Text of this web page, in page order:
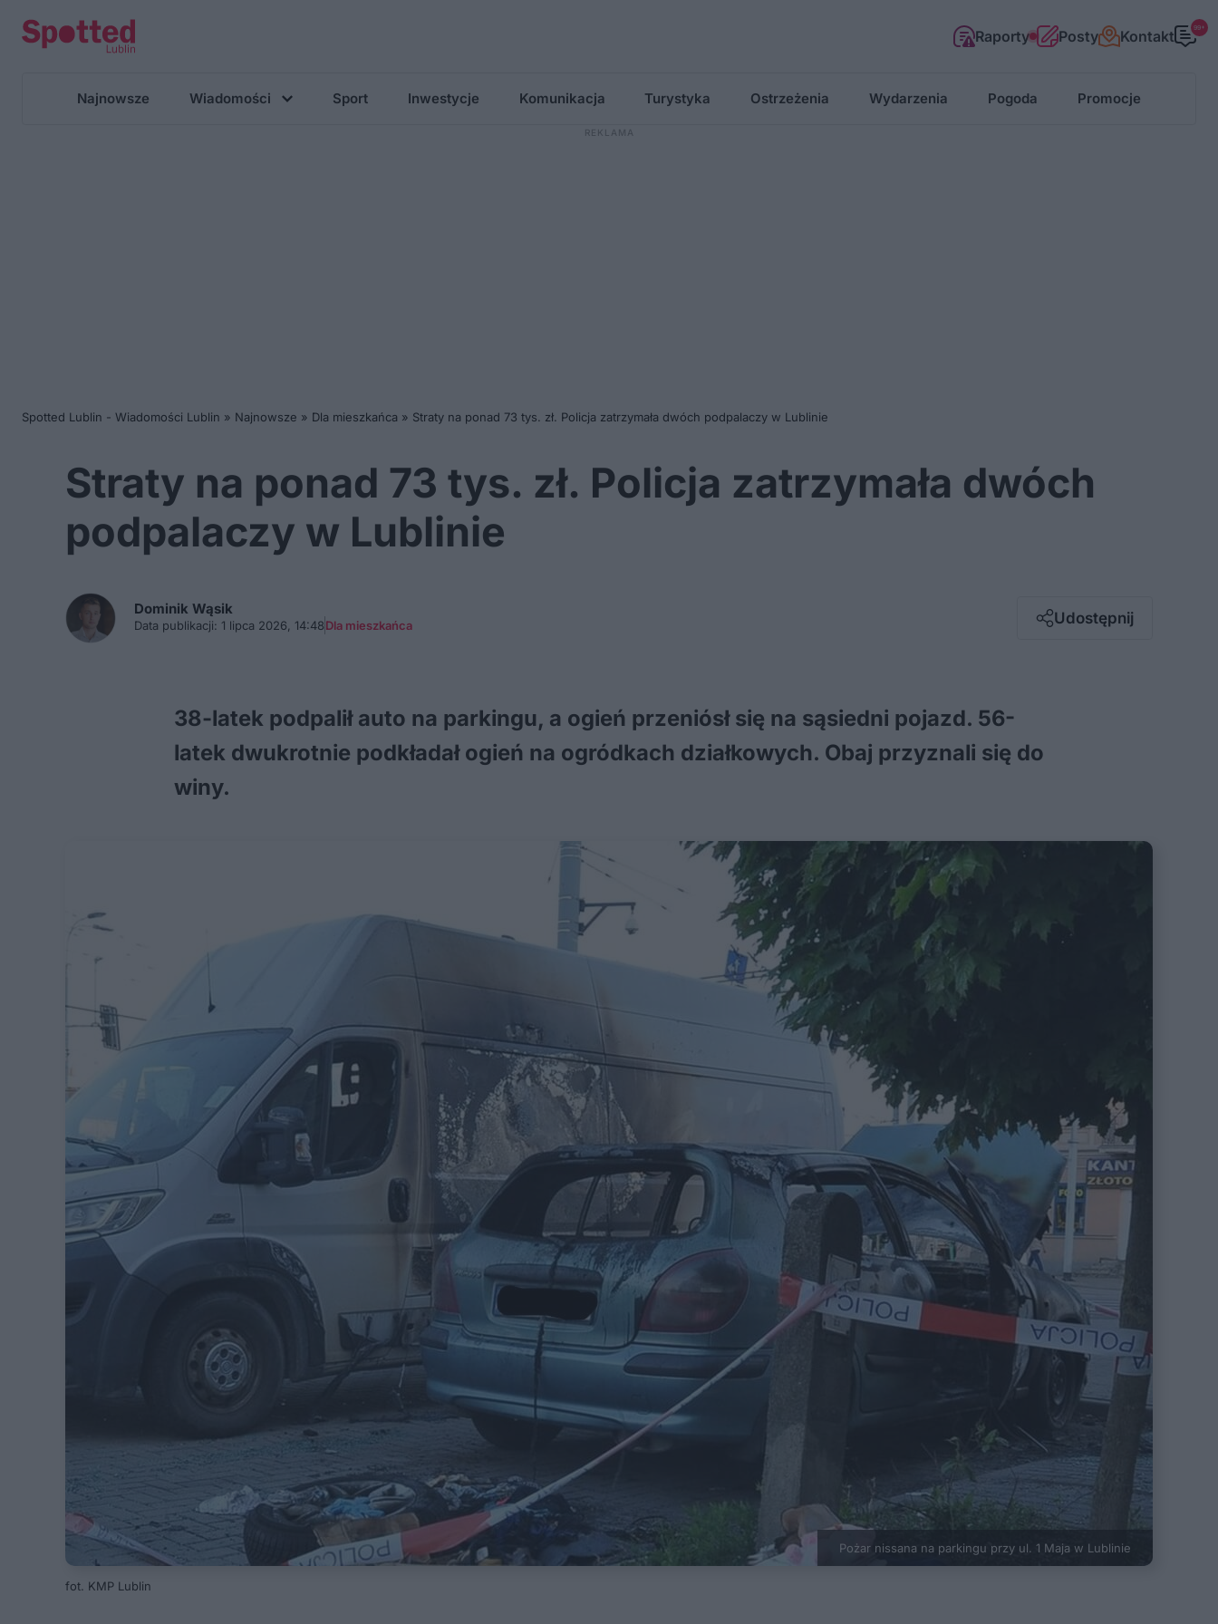
Raporty Posty Kontakt 99+
Najnowsze Wiadomości Sport Inwestycje Komunikacja Turystyka Ostrzeżenia Wydarzenia Pogoda Promocje
Spotted Lublin - Wiadomości Lublin » Najnowsze » Dla mieszkańca » Straty na ponad 73 tys. zł. Policja zatrzymała dwóch podpalaczy w Lublinie
Straty na ponad 73 tys. zł. Policja zatrzymała dwóch
podpalaczy w Lublinie
Dominik Wąsik
Data publikacji: 1 lipca 2026, 14:48Dla mieszkańca Udostępnij
Messenger
38-latek podpalił auto na parkingu, a ogień przeniósł się na sąsiedni pojazd. 56-
latek dwukrotnie podkładał ogień na ogródkach działkowych. Obaj przyznali się do
winy.
Pożar nissana na parkingu przy ul. 1 Maja w Lublinie
fot. KMP Lublin